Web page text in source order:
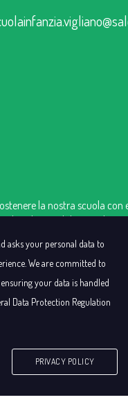
la nostra scuola
la possibilità, per le
contributo
asks your personal data to
We are committed to
your data is handled
Data Protection Regulation
PRIVACY POLICY